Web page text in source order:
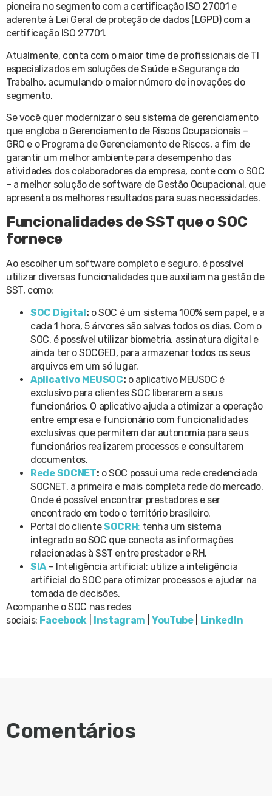
pioneira no segmento com a certificação ISO 27001 e
aderente à Lei Geral de proteção de dados (LGPD) com a
certificação ISO 27701.
Atualmente, conta com o maior time de profissionais de TI
especializados em soluções de Saúde e Segurança do
Trabalho, acumulando o maior número de inovações do
segmento.
Se você quer modernizar o seu sistema de gerenciamento
que engloba o Gerenciamento de Riscos Ocupacionais –
GRO e o Programa de Gerenciamento de Riscos, a fim de
garantir um melhor ambiente para desempenho das
atividades dos colaboradores da empresa, conte com o SOC
– a melhor solução de software de Gestão Ocupacional, que
apresenta os melhores resultados para suas necessidades.
Funcionalidades de SST que o SOC
fornece
Ao escolher um software completo e seguro, é possível
utilizar diversas funcionalidades que auxiliam na gestão de
SST, como:
SOC Digital: o SOC é um sistema 100% sem papel, e a
cada 1 hora, 5 árvores são salvas todos os dias. Com o
SOC, é possível utilizar biometria, assinatura digital e
ainda ter o SOCGED, para armazenar todos os seus
arquivos em um só lugar.
Aplicativo MEUSOC: o aplicativo MEUSOC é
exclusivo para clientes SOC liberarem a seus
funcionários. O aplicativo ajuda a otimizar a operação
entre empresa e funcionário com funcionalidades
exclusivas que permitem dar autonomia para seus
funcionários realizarem processos e consultarem
documentos.
Rede SOCNET: o SOC possui uma rede credenciada
SOCNET, a primeira e mais completa rede do mercado.
Onde é possível encontrar prestadores e ser
encontrado em todo o território brasileiro.
Portal do clienteSOCRH: tenha um sistema
integrado ao SOC que conecta as informações
relacionadas à SST entre prestador e RH.
SIA – Inteligência artificial: utilize a inteligência
artificial do SOC para otimizar processos e ajudar na
tomada de decisões.
Acompanhe o SOC nas redes
sociais: Facebook Instagram YouTube| LinkedIn
Comentários